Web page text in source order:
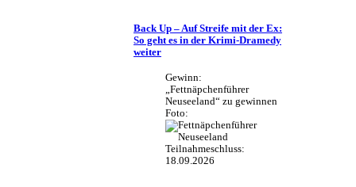
Back Up – Auf Streife mit der Ex:
So geht es in der Krimi-Dramedy
weiter
Gewinn:
„Fettnäpchenführer
Neuseeland“ zu gewinnen
Foto:
Teilnahmeschluss:
18.09.2026